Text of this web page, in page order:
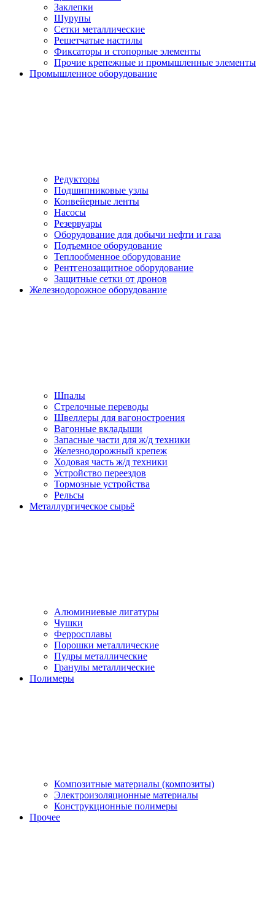
Заклепки
Шурупы
Сетки металлические
Решетчатые настилы
Фиксаторы и стопорные элементы
Прочие крепежные и промышленные элементы
Промышленное оборудование
Редукторы
Подшипниковые узлы
Конвейерные ленты
Насосы
Резервуары
Оборудование для добычи нефти и газа
Подъемное оборудование
Теплообменное оборудование
Рентгенозащитное оборудование
Защитные сетки от дронов
Железнодорожное оборудование
Шпалы
Стрелочные переводы
Швеллеры для вагоностроения
Вагонные вкладыши
Запасные части для ж/д техники
Железнодорожный крепеж
Ходовая часть ж/д техники
Устройство переездов
Тормозные устройства
Рельсы
Металлургическое сырьё
Алюминиевые лигатуры
Чушки
Ферросплавы
Порошки металлические
Пудры металлические
Гранулы металлические
Полимеры
Композитные материалы (композиты)
Электроизоляционные материалы
Конструкционные полимеры
Прочее